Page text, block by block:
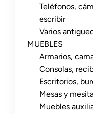
Teléfonos,
escribir
Varios
MUEBLES
Armarios,
Consolas,
Escritorios,
Mesas y
Muebles